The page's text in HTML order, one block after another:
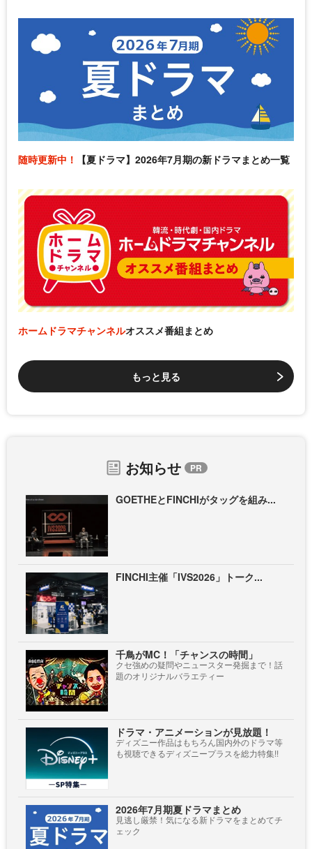
随時更新中！ 【夏ドラマ】2026年7月期の新ドラマまとめ一覧
ホームドラマチャンネルオススメ番組まとめ
もっと見る
お知らせ
GOETHEとFINCHIがタッグを組み...
FINCHI主催「IVS2026」トーク...
千鳥がMC！「チャンスの時間」
クセ強めの疑問やニュースター発掘まで！話
題のオリジナルバラエティー
ドラマ・アニメーションが見放題！
ディズニー作品はもちろん国内外のドラマ等
も視聴できるディズニープラスを総力特集!!
2026年7月期夏ドラマまとめ
見逃し厳禁！気になる新ドラマをまとめてチ
ェック